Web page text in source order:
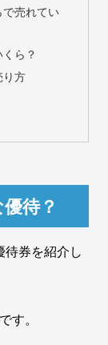
売れてい
ら？
り方
待？
券を紹介し
す。